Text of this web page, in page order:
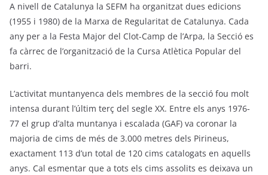
A nivell de Catalunya la SEFM ha organitzat dues edicions
(1955 i 1980) de la Marxa de Regularitat de Catalunya. Cada
any per a la Festa Major del Clot-Camp de l’Arpa, la Secció es
fa càrrec de l’organització de la Cursa Atlètica Popular del
barri.
L’activitat muntanyenca dels membres de la secció fou molt
intensa durant l’últim terç del segle XX. Entre els anys 1976-
77 el grup d’alta muntanya i escalada (GAF) va coronar la
majoria de cims de més de 3.000 metres dels Pirineus,
exactament 113 d’un total de 120 cims catalogats en aquells
anys. Cal esmentar que a tots els cims assolits es deixava un